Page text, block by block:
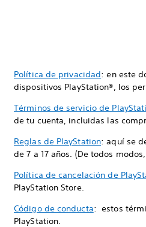
Política de privacidad: en este
dispositivos PlayStation®, los
Términos de servicio de
de tu cuenta, incluidas las
Reglas de PlayStation: aquí se
de 7 a 17 años. (De todos
Política de cancelación de
PlayStation Store.
Código de conducta: estos
PlayStation.